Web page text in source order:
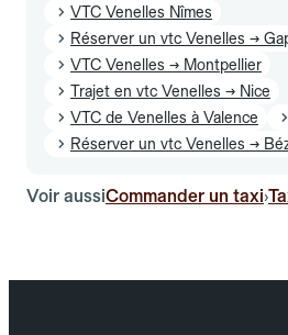
VTC Venelles Nîmes
Réserver un vtc Venelles →
VTC Venelles → Montpellier
Trajet en vtc Venelles → Nice
VTC de Venelles à Valence
Réserver un vtc Venelles →
Voir aussiCommander un taxi›